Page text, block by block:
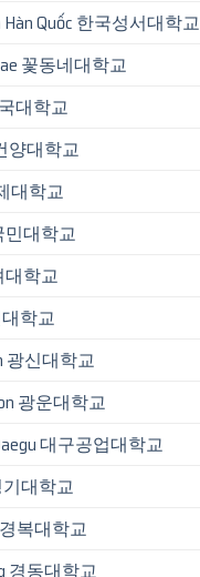
Quốc 한국성서대학교
꽃동네대학교
대학교
양대학교
대학교
민대학교
대학교
학교
광신대학교
광운대학교
대구공업대학교
기대학교
복대학교
경동대학교